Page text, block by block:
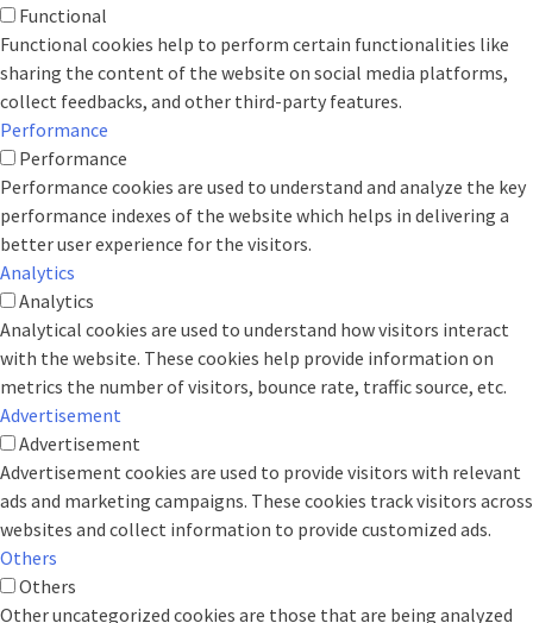
Functional
Functional cookies help to perform certain functionalities like
sharing the content of the website on social media platforms,
collect feedbacks, and other third-party features.
Performance
Performance
Performance cookies are used to understand and analyze the key
performance indexes of the website which helps in delivering a
better user experience for the visitors.
Analytics
Analytics
Analytical cookies are used to understand how visitors interact
with the website. These cookies help provide information on
metrics the number of visitors, bounce rate, traffic source, etc.
Advertisement
Advertisement
Advertisement cookies are used to provide visitors with relevant
ads and marketing campaigns. These cookies track visitors across
websites and collect information to provide customized ads.
Others
Others
Other uncategorized cookies are those that are being analyzed